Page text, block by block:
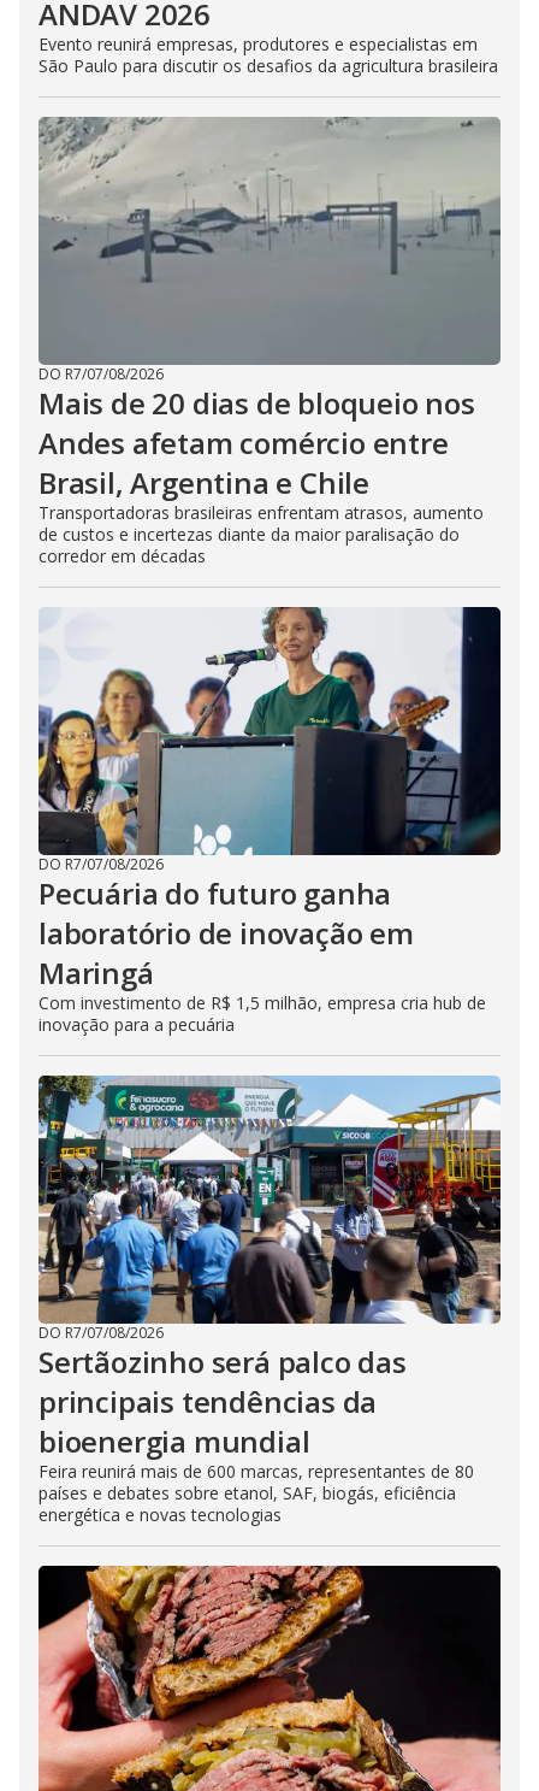
ANDAV 2026
Evento reunirá empresas, produtores e especialistas em
São Paulo para discutir os desafios da agricultura brasileira
DO R7/07/08/2026
Mais de 20 dias de bloqueio nos
Andes afetam comércio entre
Brasil, Argentina e Chile
Transportadoras brasileiras enfrentam atrasos, aumento
de custos e incertezas diante da maior paralisação do
corredor em décadas
DO R7/07/08/2026
Pecuária do futuro ganha
laboratório de inovação em
Maringá
Com investimento de R$ 1,5 milhão, empresa cria hub de
inovação para a pecuária
DO R7/07/08/2026
Sertãozinho será palco das
principais tendências da
bioenergia mundial
Feira reunirá mais de 600 marcas, representantes de 80
países e debates sobre etanol, SAF, biogás, eficiência
energética e novas tecnologias